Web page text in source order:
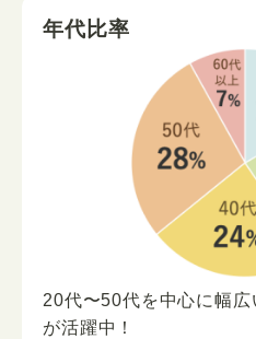
年代比率
20代〜50代を中心に幅広
が活躍中！